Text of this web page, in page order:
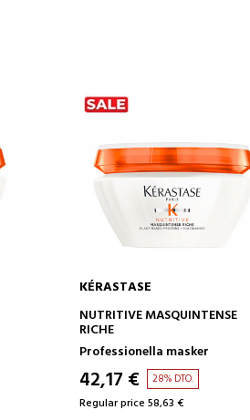
ADD TO CART
KÉRASTASE
NUTRITIVE MASQUINTENSE
RICHE
Professionella masker
42,17 € 28% DTO.
Regular price 58,63 €